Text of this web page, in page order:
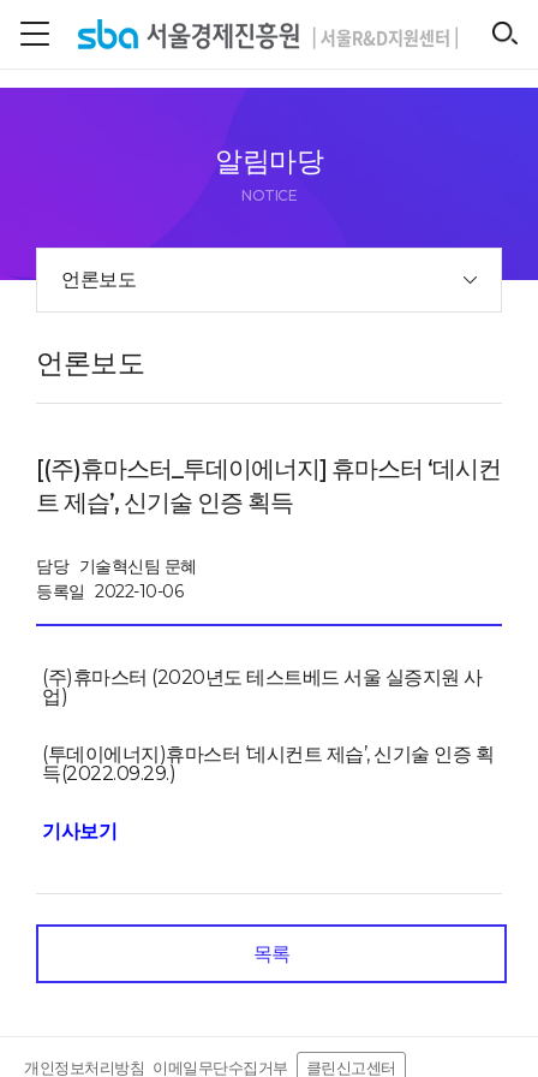
알림마당
NOTICE
언론보도
언론보도
[(주)휴마스터_투데이에너지] 휴마스터 ‘데시컨
트 제습’, 신기술 인증 획득
담당 기술혁신팀 문혜
등록일 2022-10-06
(주)휴마스터 (2020년도 테스트베드 서울 실증지원 사
업)
(투데이에너지)휴마스터 ‘데시컨트 제습’, 신기술 인증 획
득(2022.09.29.)
기사보기
목록
개인정보처리방침 이메일무단수집거부 클린신고센터